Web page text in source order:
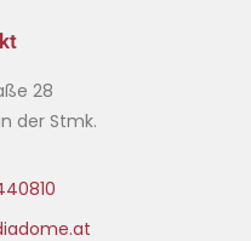
28
der Stmk.